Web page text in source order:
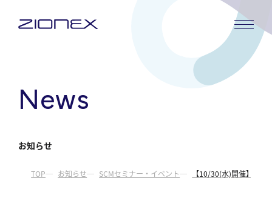
News
お知らせ
TOP お知らせ SCMセミナー・イベント 【10/30(水)開催】デ